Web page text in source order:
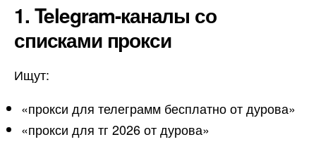
1. Telegram-каналы со
списками прокси
Ищут:
«прокси для телеграмм бесплатно от дурова»
«прокси для тг 2026 от дурова»